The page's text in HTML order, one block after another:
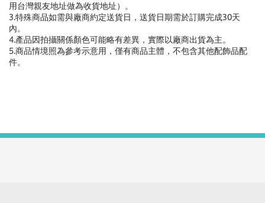
用台灣親友地址做為收貨地址）。
3.特殊商品如需與廠商約定送貨日，送貨日期需於訂購完成30天
內。
4.產品因拍攝關係顏色可能略有差異，實際以廠商出貨為主。
5.商品情境照為參考示意用，僅有商品主體，不包含其他配飾品配
件。